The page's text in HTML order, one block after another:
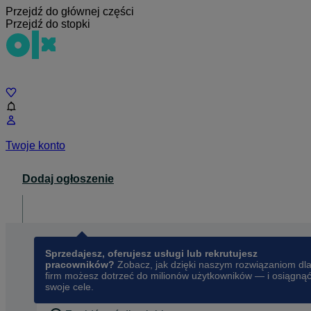
Przejdź do głównej części
Przejdź do stopki
Twoje konto
Dodaj ogłoszenie
Sprzedajesz, oferujesz usługi lub rekrutujesz
pracowników? Zobacz, jak dzięki naszym rozwiązaniom dla
firm możesz dotrzeć do milionów użytkowników — i osiągnąć
swoje cele.